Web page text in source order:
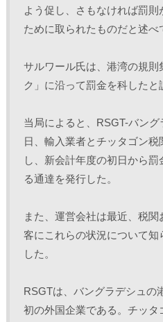
よう促し、さもなければ罰
ために取られたものだと述べ
サルワール氏は、港湾の規則
ク」に沿って罰金を科したと
当局によると、RSGT-バン
日、輸入業者とチッタゴン
し、新会計年度の初日から
る通達を発行した。
また、運営会社は最近、税
客にこれらの状況について知
した。
RSGTは、バングラデシュの
初の外国企業である。チッタ